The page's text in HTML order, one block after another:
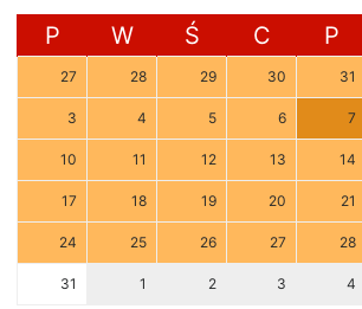
P W Ś C P
27 28 29 30 31
3 4 5 6 7
10 11 12 13 14
17 18 19 20 21
24 25 26 27 28
31 1 2 3 4